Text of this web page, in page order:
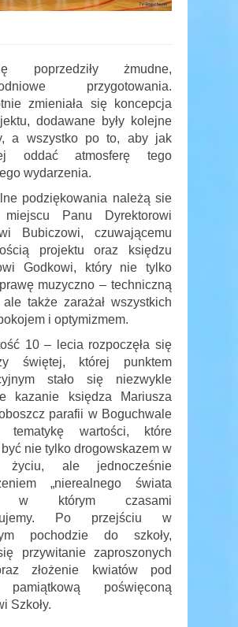
poprzedziły żmudne,
przygotowania.
zmieniała się koncepcja
dodawane były kolejne
a wszystko po to, aby jak
oddać atmosferę tego
wydarzenia.
podziękowania należą sie
Panu Dyrektorowi
Bubiczowi, czuwającemu
projektu oraz księdzu
Godkowi, który nie tylko
muzyczno – techniczną
ale także zarażał wszystkich
i optymizmem.
10 – lecia rozpoczęła się
świętej, której punktem
stało się niezwykle
kazanie księdza Mariusza
parafii w Boguchwale
tematykę wartości, które
nie tylko drogowskazem w
życiu, ale jednocześnie
„nierealnego świata
w którym czasami
Po przejściu w
pochodzie do szkoły,
przywitanie zaproszonych
złożenie kwiatów pod
poświęconą
Szkoły.